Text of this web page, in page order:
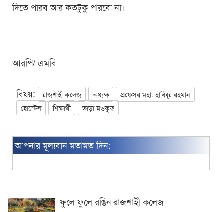
দিতে পারব আর কতটুকু পারবো না।
আরপি/ এমবি
বিষয়: রাজশাহী কলেজ অধ্যক্ষ
প্রফেসর মহা. হাবিবুর রহমান
হোস্টেল
শিক্ষার্থী ভাড়া মওকুফ
আপনার মূল্যবান মতামত দিন:
ফুলে ফুলে রঙিন রাজশাহী কলেজ